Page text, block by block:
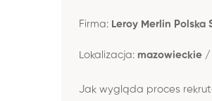
Firma: Leroy Merlin Polska
Lokalizacja: mazowieckie /
Jak wygląda proces